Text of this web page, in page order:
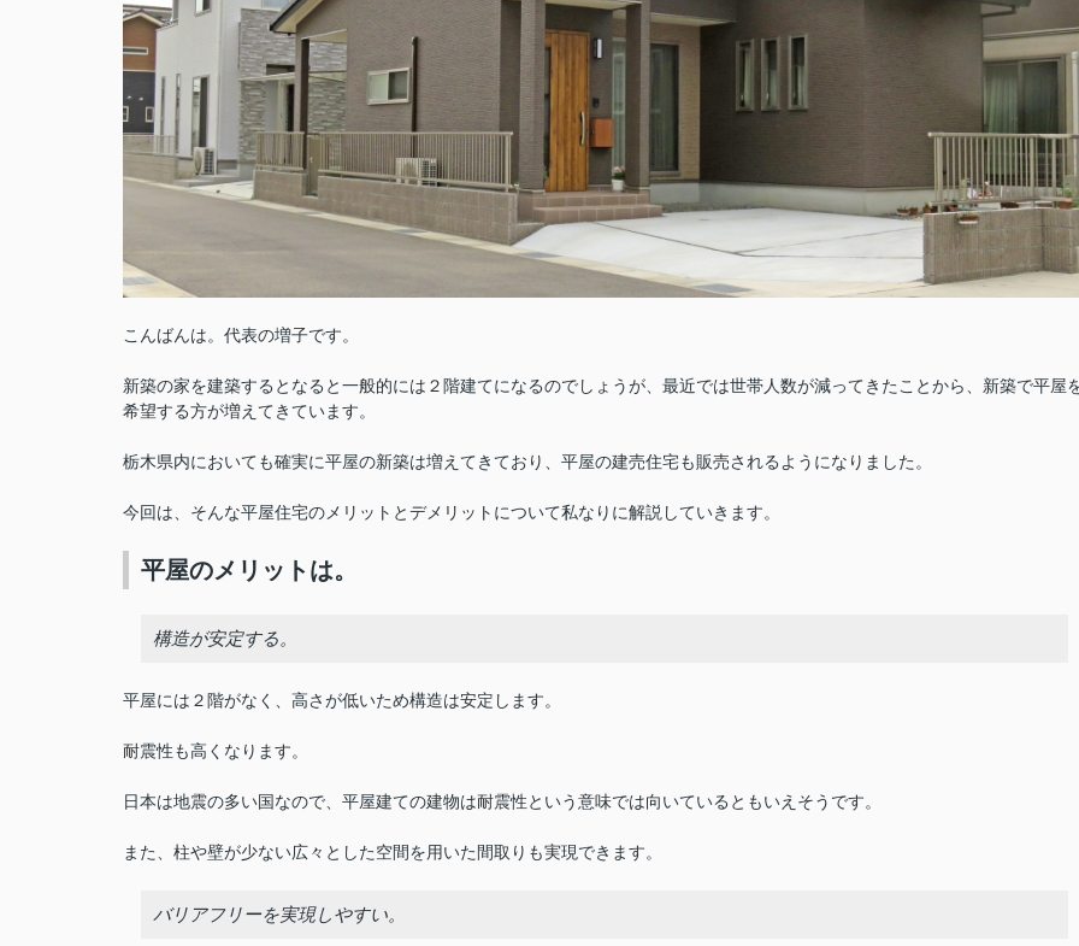
こんばんは。代表の増子です。
新築の家を建築するとなると一般的には２階建てになるのでしょうが、最近では世帯人数が減ってきたことから、新築で平屋
希望する方が増えてきています。
栃木県内においても確実に平屋の新築は増えてきており、平屋の建売住宅も販売されるようになりました。
今回は、そんな平屋住宅のメリットとデメリットについて私なりに解説していきます。
平屋のメリットは。
構造が安定する。
平屋には２階がなく、高さが低いため構造は安定します。
耐震性も高くなります。
日本は地震の多い国なので、平屋建ての建物は耐震性という意味では向いているともいえそうです。
また、柱や壁が少ない広々とした空間を用いた間取りも実現できます。
バリアフリーを実現しやすい。